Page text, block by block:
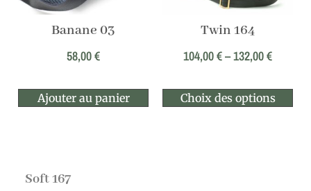
Banane 03
58,00€
Ajouter au panier
Twin 164
104,00€–132,00€
Choix des options
Soft 167